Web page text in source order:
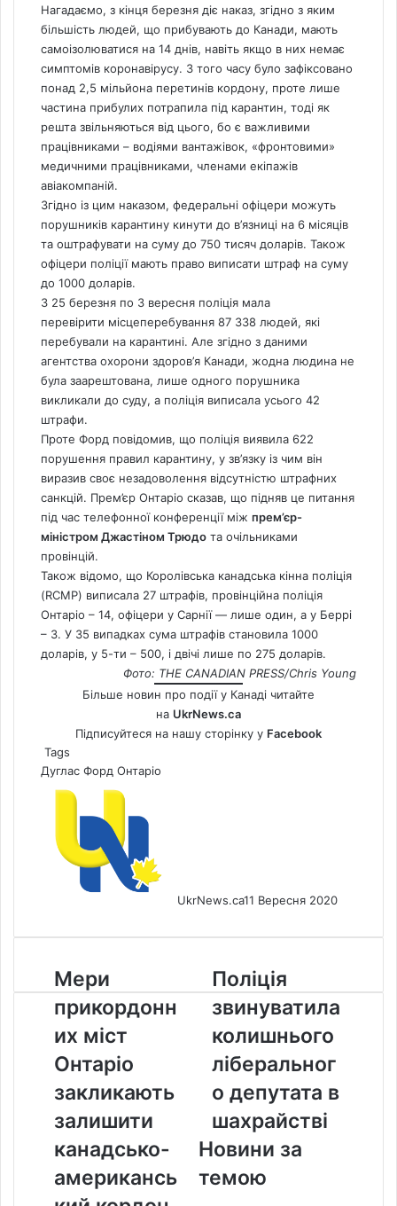
Нагадаємо, з кінця березня діє наказ, згідно з яким
більшість людей, що прибувають до Канади, мають
самоізолюватися на 14 днів, навіть якщо в них немає
симптомів коронавірусу. З того часу було зафіксовано
понад 2,5 мільйона перетинів кордону, проте лише
частина прибулих потрапила під карантин, тоді як
решта звільняються від цього, бо є важливими
працівниками – водіями вантажівок, «фронтовими»
медичними працівниками, членами екіпажів
авіакомпаній.
Згідно із цим наказом, федеральні офіцери можуть
порушників карантину кинути до в’язниці на 6 місяців
та оштрафувати на суму до 750 тисяч доларів. Також
офіцери поліції мають право виписати штраф на суму
до 1000 доларів.
З 25 березня по 3 вересня поліція мала
перевірити місцеперебування 87 338 людей, які
перебували на карантині. Але згідно з даними
агентства охорони здоров’я Канади, жодна людина не
була заарештована, лише одного порушника
викликали до суду, а поліція виписала усього 42
штрафи.
Проте Форд повідомив, що поліція виявила 622
порушення правил карантину, у зв’язку із чим він
виразив своє незадоволення відсутністю штрафних
санкцій. Прем’єр Онтаріо сказав, що підняв це питання
під час телефонної конференції між прем’єр-
міністром Джастіном Трюдо та очільниками
провінцій.
Також відомо, що Королівська канадська кінна поліція
(RCMP) виписала 27 штрафів, провінційна поліція
Онтаріо – 14, офіцери у Сарнії — лише один, а у Беррі
– 3. У 35 випадках сума штрафів становила 1000
доларів, у 5-ти – 500, і двічі лише по 275 доларів.
Фото: THE CANADIAN PRESS/Chris Young
Більше новин про події у Канаді читайте
на UkrNews.ca
Підписуйтеся на нашу сторінку у Facebook
Tags
Дуглас Форд Онтаріо
UkrNews.ca11 Вересня 2020
Мери
прикордонних
міст
Онтаріо
закликають
залишити
канадсько-
американський
кордон
Мери
прикордонн
их міст
Онтаріо
закликають
залишити
канадсько-
американсь
Поліція
звинуватила
колишнього
ліберального
депутата
в
шахрайстві
Поліція
звинуватила
колишнього
ліберальног
о депутата в
шахрайстві
Новини за
темою